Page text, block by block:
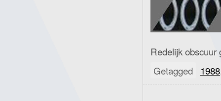
Redelijk obscuur
Getagged
1988